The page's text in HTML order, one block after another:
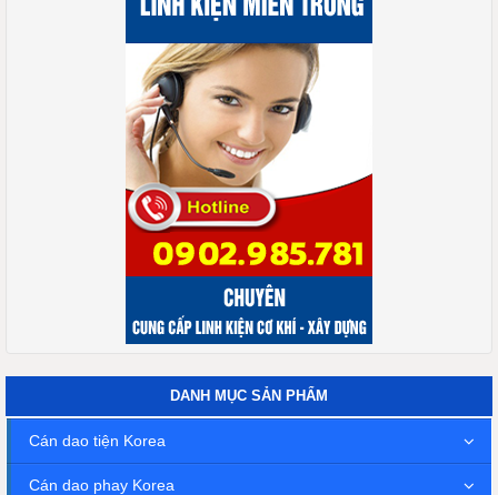
DANH MỤC SẢN PHẨM
Cán dao tiện Korea
Cán dao phay Korea